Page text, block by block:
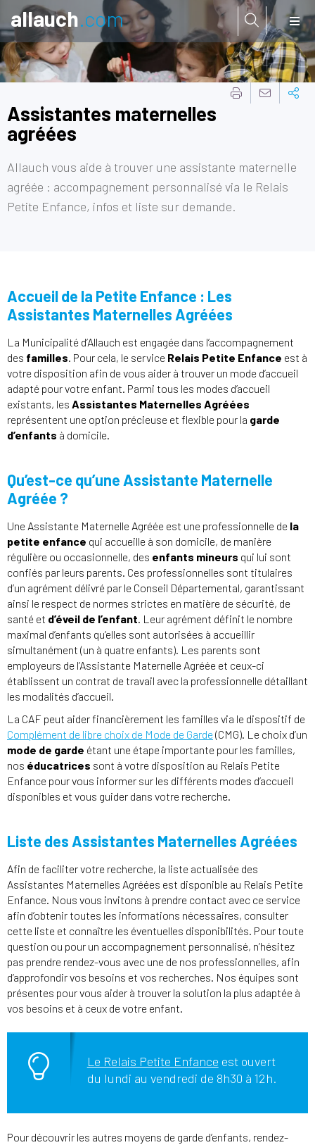
Aller à:
allauch.com
Assistantes maternelles
agréées
Allauch vous aide à trouver une assistante maternelle
agréée : accompagnement personnalisé via le Relais
Petite Enfance, infos et liste sur demande.
Accueil de la Petite Enfance : Les
Assistantes Maternelles Agréées
La Municipalité d’Allauch est engagée dans l’accompagnement
des familles. Pour cela, le service Relais Petite Enfance est à
votre disposition afin de vous aider à trouver un mode d’accueil
adapté pour votre enfant. Parmi tous les modes d’accueil
existants, les Assistantes Maternelles Agréées
représentent une option précieuse et flexible pour la garde
d’enfants à domicile.
Qu’est-ce qu’une Assistante Maternelle
Agréée ?
Une Assistante Maternelle Agréée est une professionnelle de la
petite enfance qui accueille à son domicile, de manière
régulière ou occasionnelle, des enfants mineurs qui lui sont
confiés par leurs parents. Ces professionnelles sont titulaires
d’un agrément délivré par le Conseil Départemental, garantissant
ainsi le respect de normes strictes en matière de sécurité, de
santé et d’éveil de l’enfant. Leur agrément définit le nombre
maximal d’enfants qu’elles sont autorisées à accueillir
simultanément (un à quatre enfants). Les parents sont
employeurs de l’Assistante Maternelle Agréée et ceux-ci
établissent un contrat de travail avec la professionnelle détaillant
les modalités d’accueil.
La CAF peut aider financièrement les familles via le dispositif de
Complément de libre choix de Mode de Garde (CMG). Le choix d’un
mode de garde étant une étape importante pour les familles,
nos éducatrices sont à votre disposition au Relais Petite
Enfance pour vous informer sur les différents modes d’accueil
disponibles et vous guider dans votre recherche.
Liste des Assistantes Maternelles Agréées
Afin de faciliter votre recherche, la liste actualisée des
Assistantes Maternelles Agréées est disponible au Relais Petite
Enfance. Nous vous invitons à prendre contact avec ce service
afin d’obtenir toutes les informations nécessaires, consulter
cette liste et connaître les éventuelles disponibilités. Pour toute
question ou pour un accompagnement personnalisé, n’hésitez
pas prendre rendez-vous avec une de nos professionnelles, afin
d’approfondir vos besoins et vos recherches. Nos équipes sont
présentes pour vous aider à trouver la solution la plus adaptée à
vos besoins et à ceux de votre enfant.
Le Relais Petite Enfance est ouvert
du lundi au vendredi de 8h30 à 12h.
Pour découvrir les autres moyens de garde d’enfants, rendez-